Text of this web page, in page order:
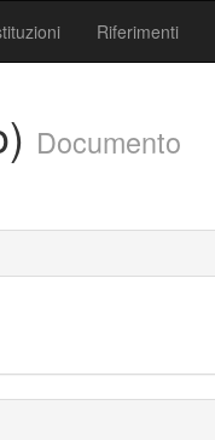
Riferimenti
Documento